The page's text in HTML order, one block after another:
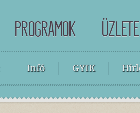
PROGRAMOK
Infó GYIK